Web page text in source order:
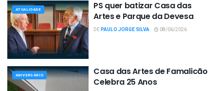
ATUALIDADE
PS quer batizar Casa das
Artes e Parque da Devesa
DEPAULO JORGE SILVA 08/06/2026
ANIVERSÁRIO
Casa das Artes de Famalicão
Celebra 25 Anos